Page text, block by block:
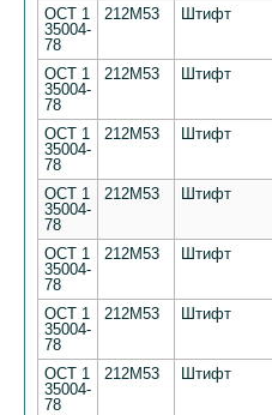
ОСТ 1
35004-
78
212М53 Штифт
ОСТ 1
35004-
78
212М53 Штифт
ОСТ 1
35004-
78
212М53 Штифт
ОСТ 1
35004-
78
212М53 Штифт
ОСТ 1
35004-
78
212М53 Штифт
ОСТ 1
35004-
78
212М53 Штифт
ОСТ 1
35004-
78
212М53 Штифт